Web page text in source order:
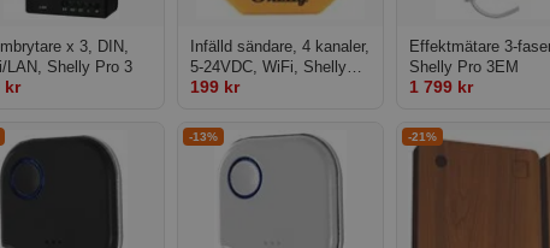
x 3, DIN,
LAN, Shelly Pro 3
kr
Infälld sändare, 4 kanaler,
5-24VDC, WiFi, Shelly
PLUS i4 DC
199 kr
Effektmätare 3-
Shelly Pro 3EM
1 799 kr
-13% -21%